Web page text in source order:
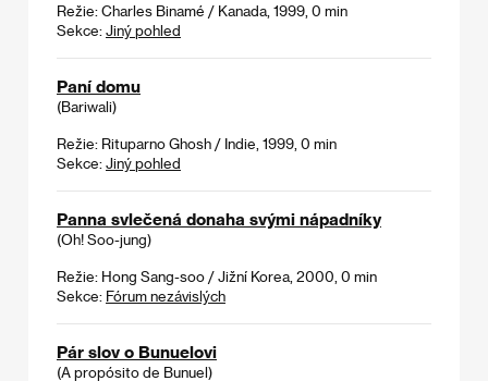
Režie: Charles Binamé / Kanada, 1999, 0 min
Sekce: Jiný pohled
Paní domu
(Bariwali)
Režie: Rituparno Ghosh / Indie, 1999, 0 min
Sekce: Jiný pohled
Panna svlečená donaha svými nápadníky
(Oh! Soo-jung)
Režie: Hong Sang-soo / Jižní Korea, 2000, 0 min
Sekce: Fórum nezávislých
Pár slov o Bunuelovi
(A propósito de Bunuel)